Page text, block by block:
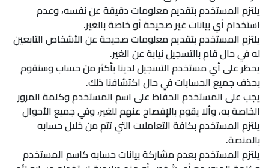
يلتزم المستخدم بتقديم معلومات دقيقة عن نفسه، وعدم
استخدام أي بيانات غير صحيحة أو خاصة بالغير.
يلتزم المستخدم بتقديم معلومات صحيحة عن الأشخاص التابعين
له في حال قام بالتسجيل نيابة عن الغير.
يحظر على أي مستخدم التسجيل لدينا بأكثر من حساب وسنقوم
بحذف جميع الحسابات في حال اكتشافنا ذلك.
يجب على المستخدم الحفاظ على اسم المستخدم وكلمة المرور
الخاصة به، وألا يقوم بالإفصاح عنهم للغير، وفي جميع الأحوال
يلتزم المستخدم بكافة التعاملات التي تتم من خلال حسابه
بالمنصة.
يلتزم المستخدم بعدم مشاركة بيانات حسابه كاسم المستخدم